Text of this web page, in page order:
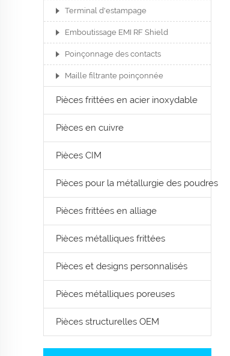
Terminal d'estampage
Emboutissage EMI RF Shield
Poinçonnage des contacts
Maille filtrante poinçonnée
Pièces frittées en acier inoxydable
Pièces en cuivre
Pièces CIM
Pièces pour la métallurgie des poudres
Pièces frittées en alliage
Pièces métalliques frittées
Pièces et designs personnalisés
Pièces métalliques poreuses
Pièces structurelles OEM